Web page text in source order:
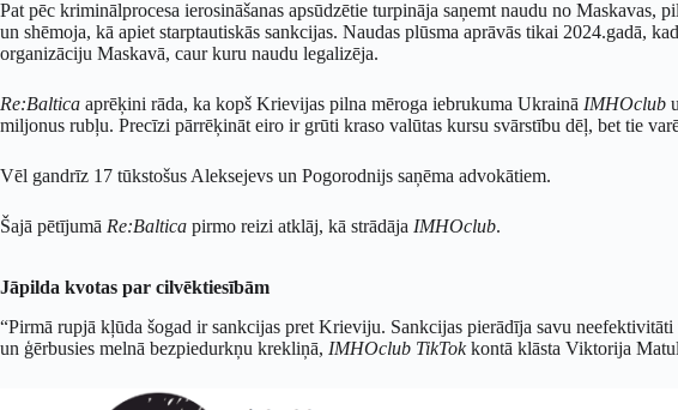
Pat pēc kriminālprocesa ierosināšanas apsūdzētie turpināja saņemt naudu no Maskavas,
un shēmoja, kā apiet starptautiskās sankcijas. Naudas plūsma aprāvās tikai 2024.gadā,
organizāciju Maskavā, caur kuru naudu legalizēja.
Re:Baltica aprēķini rāda, ka kopš Krievijas pilna mēroga iebrukuma Ukrainā IMHOclub
miljonus rubļu. Precīzi pārrēķināt eiro ir grūti kraso valūtas kursu svārstību dēļ, bet tie
Vēl gandrīz 17 tūkstošus Aleksejevs un Pogorodnijs saņēma advokātiem.
Šajā pētījumā Re:Baltica pirmo reizi atklāj, kā strādāja IMHOclub.
Jāpilda kvotas par cilvēktiesībām
“Pirmā rupjā kļūda šogad ir sankcijas pret Krieviju. Sankcijas pierādīja savu neefektivitāti
un ģērbusies melnā bezpiedurkņu krekliņā, IMHOclub TikTokkontā klāsta Viktorija